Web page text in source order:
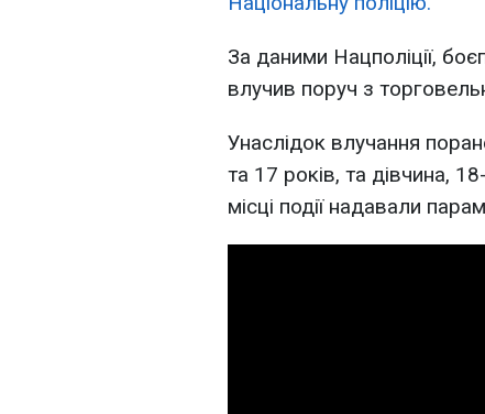
За даними Нацполіції,
влучив поруч з
Унаслідок влучання
та 17 років, та дівчина,
місці події надавали